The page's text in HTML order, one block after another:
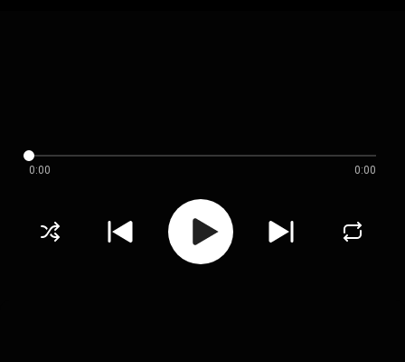
0:00 0:00